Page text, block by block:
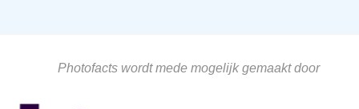
Photofacts wordt mede mogelijk gemaakt door